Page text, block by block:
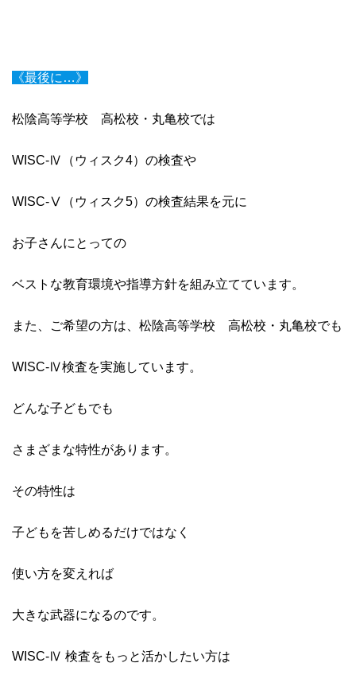
《最後に…》
松陰高等学校 高松校・丸亀校では
WISC-Ⅳ（ウィスク4）の検査や
WISC-Ⅴ（ウィスク5）の検査結果を元に
お子さんにとっての
ベストな教育環境や指導方針を組み立てています。
また、ご希望の方は、松陰高等学校 高松校・丸亀校でも
WISC-Ⅳ検査を実施しています。
どんな子どもでも
さまざまな特性があります。
その特性は
子どもを苦しめるだけではなく
使い方を変えれば
大きな武器になるのです。
WISC-Ⅳ 検査をもっと活かしたい方は